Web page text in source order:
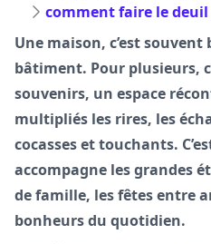
comment faire le
Une maison, c’est
bâtiment. Pour plusieurs,
souvenirs, un espace
multipliés les rires, les
cocasses et touchants.
accompagne les grandes
de famille, les fêtes entre
bonheurs du quotidien.